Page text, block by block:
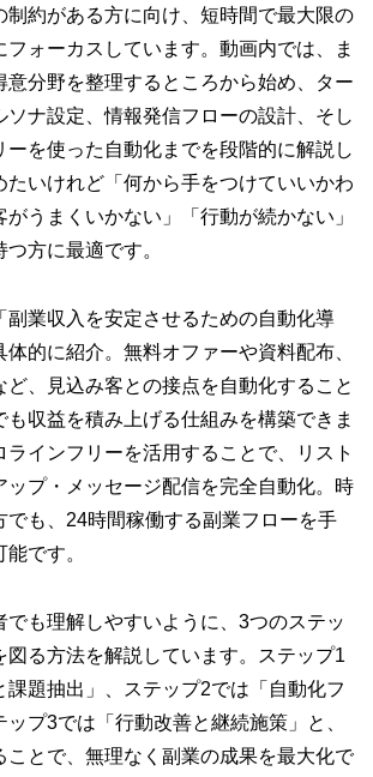
制約がある方に向け、短時間で最大限の
フォーカスしています。動画内では、ま
意分野を整理するところから始め、ター
ソナ設定、情報発信フローの設計、そし
ーを使った自動化までを段階的に解説し
たいけれど「何から手をつけていいかわ
うまくいかない」「行動が続かない」
方に最適です。
副業収入を安定させるための自動化導
的に紹介。無料オファーや資料配布、
ど、見込み客との接点を自動化すること
も収益を積み上げる仕組みを構築できま
ラインフリーを活用することで、リスト
ップ・メッセージ配信を完全自動化。時
でも、24時間稼働する副業フローを手
です。
でも理解しやすいように、3つのステッ
図る方法を解説しています。ステップ1
課題抽出」、ステップ2では「自動化フ
ップ3では「行動改善と継続施策」と、
ことで、無理なく副業の成果を最大化で